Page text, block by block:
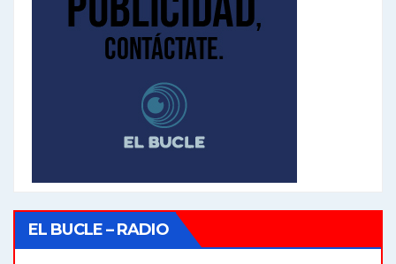
EL BUCLE – RADIO